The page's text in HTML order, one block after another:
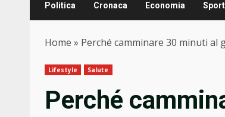
Politica Cronaca Economia Sport
Home » Perché camminare 30 minuti al
Lifestyle Salute
Perché